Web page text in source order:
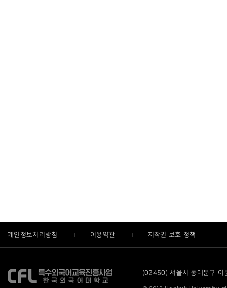
개인정보처리방침 이용약관 저작권 보호 정책
(02450) 서울시 동대문구